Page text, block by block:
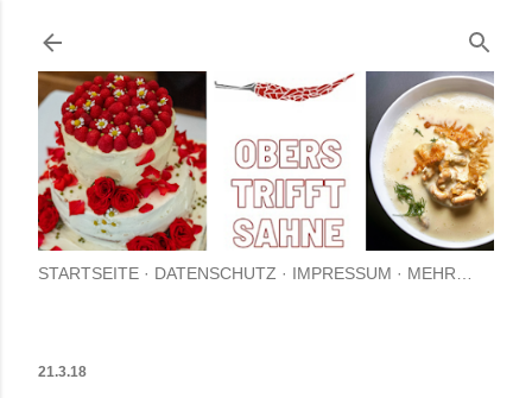
STARTSEITE DATENSCHUTZ IMPRESSUM MEHR…
21.3.18